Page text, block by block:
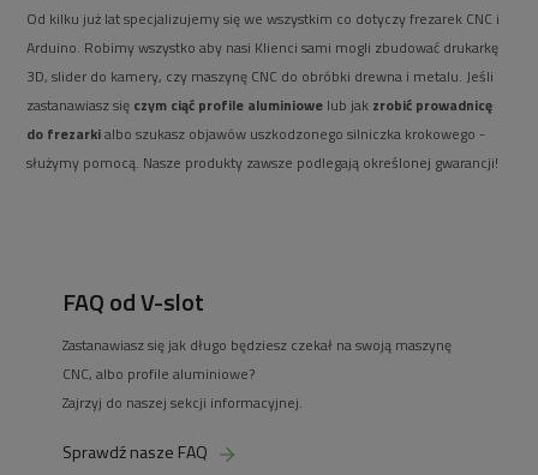
Od kilku już lat specjalizujemy się we wszystkim co dotyczy frezarek CNC i
Arduino. Robimy wszystko aby nasi Klienci sami mogli zbudować drukarkę
3D, slider do kamery, czy maszynę CNC do obróbki drewna i metalu. Jeśli
zastanawiasz się czym ciąć profile aluminiowe lub jak zrobić prowadnicę
do frezarkialbo szukasz objawów uszkodzonego silniczka krokowego -
służymy pomocą. Nasze produkty zawsze podlegają określonej gwarancji!
FAQ od V-slot
Zastanawiasz się jak długo będziesz czekał na swoją maszynę
CNC, albo profile aluminiowe?
Zajrzyj do naszej sekcji informacyjnej.
Sprawdź nasze FAQ